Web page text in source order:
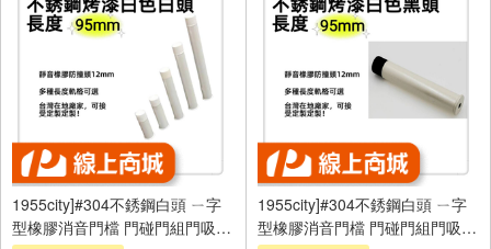
1955city]#304不銹鋼白頭 ㄧ字
型橡膠消音門檔 門碰門組門吸打
1955city]#304不銹鋼白頭 ㄧ字
型橡膠消音門檔 門碰門組門吸打